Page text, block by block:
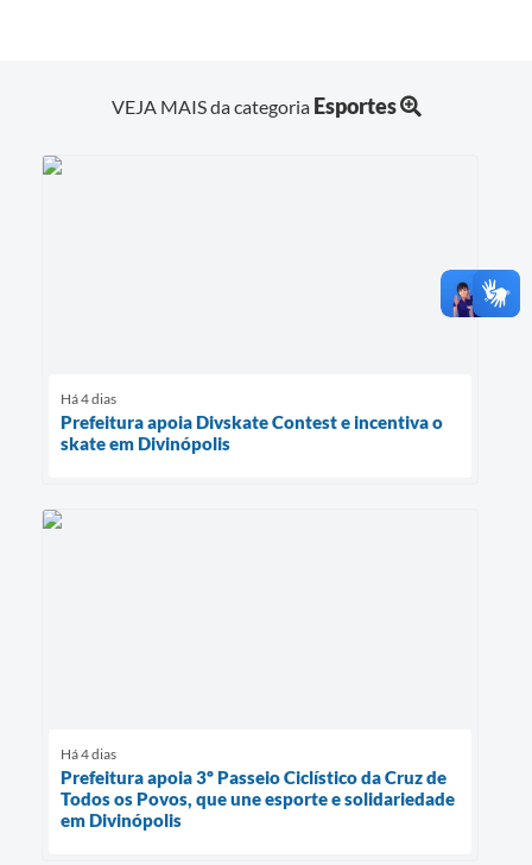
VEJA MAIS da categoria Esportes
Há 4 dias
Prefeitura apoia Divskate Contest e incentiva o
skate em Divinópolis
Há 4 dias
Prefeitura apoia 3º Passeio Ciclístico da Cruz de
Todos os Povos, que une esporte e solidariedade
em Divinópolis